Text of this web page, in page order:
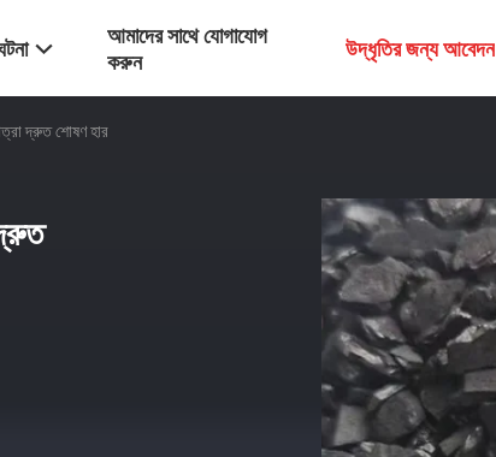
আমাদের সাথে যোগাযোগ
করুন
উদ্ধৃতির জন্য আবেদন
দ্রুত শোষণ হার